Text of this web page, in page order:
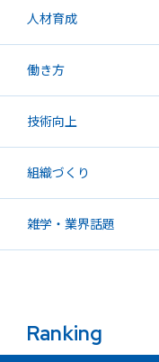
人材育成
働き方
技術向上
組織づくり
雑学・業界話題
Ranking